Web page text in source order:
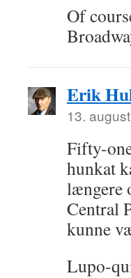
Of
Erik
13.
Fifty-
hunkat
længere
Central
kunne
Lupo-